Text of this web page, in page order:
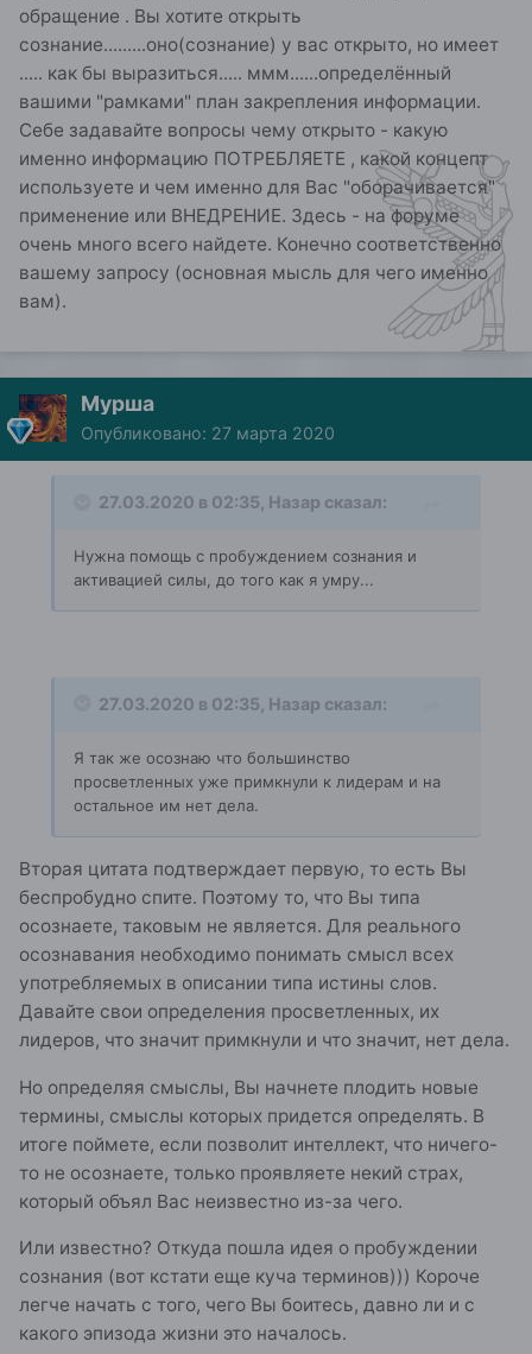
обращение . Вы хотите открыть
сознание.........оно(сознание) у вас открыто, но имеет
..... как бы выразиться..... ммм......определённый
вашими "рамками" план закрепления информации.
Себе задавайте вопросы чему открыто - какую
именно информацию ПОТРЕБЛЯЕТЕ , какой концепт
используете и чем именно для Вас "оборачивается"
применение или ВНЕДРЕНИЕ. Здесь - на форуме
очень много всего найдете. Конечно соответственно
вашему запросу (основная мысль для чего именно
вам).
Мурша
Опубликовано: 27 марта 2020
27.03.2020 в 02:35, Назар сказал:
Нужна помощь с пробуждением сознания и
активацией силы, до того как я умру...
27.03.2020 в 02:35, Назар сказал:
Я так же осознаю что большинство
просветленных уже примкнули к лидерам и на
остальное им нет дела.
Вторая цитата подтверждает первую, то есть Вы
беспробудно спите. Поэтому то, что Вы типа
осознаете, таковым не является. Для реального
осознавания необходимо понимать смысл всех
употребляемых в описании типа истины слов.
Давайте свои определения просветленных, их
лидеров, что значит примкнули и что значит, нет дела.
Но определяя смыслы, Вы начнете плодить новые
термины, смыслы которых придется определять. В
итоге поймете, если позволит интеллект, что ничего-
то не осознаете, только проявляете некий страх,
который объял Вас неизвестно из-за чего.
Или известно? Откуда пошла идея о пробуждении
сознания (вот кстати еще куча терминов))) Короче
легче начать с того, чего Вы боитесь, давно ли и с
какого эпизода жизни это началось.